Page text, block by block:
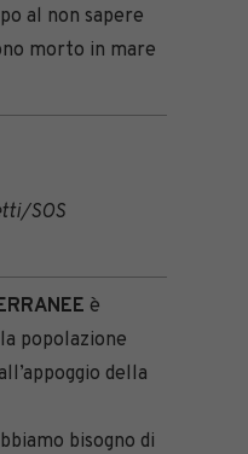
al non sapere
morto in mare
SOS
è
popolazione
della
bisogno di